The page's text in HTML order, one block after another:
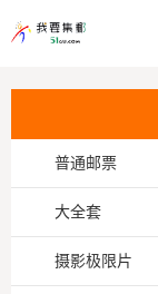
普通邮票
大全套
摄影极限片